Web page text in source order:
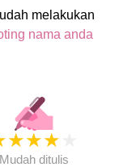
melakukan
nama anda
★★★
Mudah ditulis